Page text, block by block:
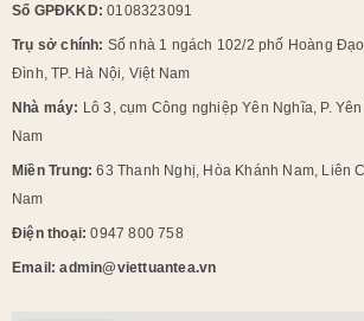
Số GPĐKKD: 0108323091
Trụ sở chính: Số nhà 1 ngách 102/2 phố Hoàng
Đình, TP. Hà Nội, Việt Nam
Nhà máy: Lô 3, cụm Công nghiệp Yên Nghĩa, P.
Nam
Miền Trung:63 Thanh Nghị, Hòa Khánh Nam, Liên
Nam
Điện thoại:0947 800 758
Email: admin@viettuantea.vn